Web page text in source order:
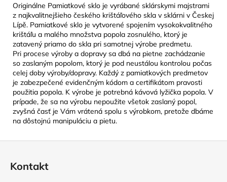
Originálne Pamiatkové sklo je vyrábané sklárskymi majstrami
z najkvalitnejšieho českého krištáľového skla v sklárni v Českej
Lípě. Pamiatkové sklo je vytvorené spojením vysokokvalitného
krištáľu a malého množstva popola zosnulého, ktorý je
zatavený priamo do skla pri samotnej výrobe predmetu.
Pri procese výroby a dopravy sa dbá na pietne zachádzanie
so zaslaným popolom, ktorý je pod neustálou kontrolou počas
celej doby výroby/dopravy. Každý z pamiatkových predmetov
je zabezpečené evidenčným kódom a certifikátom pravosti
použitia popola. K výrobe je potrebná kávová lyžička popola. V
prípade, že sa na výrobu nepoužite všetok zaslaný popol,
zvyšná časť je Vám vrátená spolu s výrobkom, pretože dbáme
na dôstojnú manipuláciu a pietu.
Kontakt